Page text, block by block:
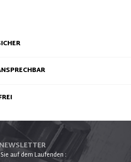
auf dem Laufenden :